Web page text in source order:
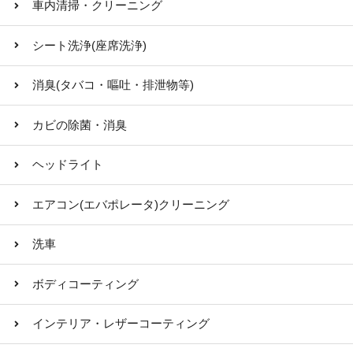
車内清掃・クリーニング
シート洗浄(座席洗浄)
消臭(タバコ・嘔吐・排泄物等)
カビの除菌・消臭
ヘッドライト
エアコン(エバポレータ)クリーニング
洗車
ボディコーティング
インテリア・レザーコーティング